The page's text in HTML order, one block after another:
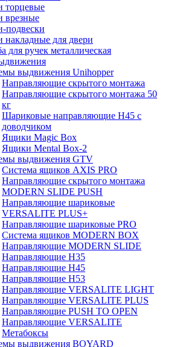
торцевые
врезные
подвески
накладные для двери
для ручек металлическая
выдвижения Unihopper
Направляющие скрытого монтажа
Направляющие скрытого монтажа 50
кг
Шариковые направляющие H45 с
доводчиком
Ящики Magic Box
Ящики Mental Box-2
выдвижения GTV
Система ящиков AXIS PRO
Направляющие скрытого монтажа
MODERN SLIDE PUSH
Направляющие шариковые
VERSALITE PLUS+
Направляющие шариковые PRO
Система ящиков MODERN BOX
Направляющие MODERN SLIDE
Направляющие H35
Направляющие H45
Направляющие H53
Направляющие VERSALITE LIGHT
Направляющие VERSALITE PLUS
Направляющие PUSH TO OPEN
Направляющие VERSALITE
Метабоксы
выдвижения BOYARD